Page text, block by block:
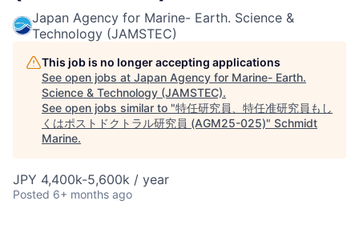
Japan Agency for Marine- Earth. Science &
Technology (JAMSTEC)
This job is no longer accepting applications
See open jobs at Japan Agency for Marine- Earth.
Science & Technology (JAMSTEC).
See open jobs similar to "特任研究員、特任准研究員もし
くはポストドクトラル研究員 (AGM25-025)" Schmidt
Marine.
JPY 4,400k-5,600k / year
Posted 6+ months ago